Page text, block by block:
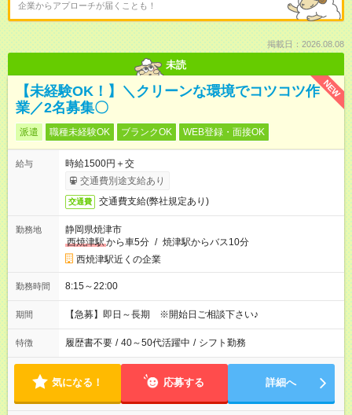
企業からアプローチが届くことも！
掲載日：2026.08.08
未読
NEW
【未経験OK！】＼クリーンな環境でコツコツ作
業／2名募集〇
派遣 職種未経験OK ブランクOK WEB登録・面接OK
給与
時給1500円＋交
交通費別途支給あり
交通費 交通費支給(弊社規定あり)
勤務地
静岡県焼津市
西焼津駅から車5分 / 焼津駅からバス10分
西焼津駅近くの企業
勤務時間 8:15～22:00
期間 【急募】即日～長期 ※開始日ご相談下さい♪
特徴 履歴書不要 / 40～50代活躍中 / シフト勤務
気になる！ 応募する 詳細へ